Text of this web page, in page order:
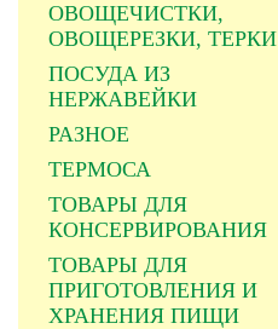
ОВОЩЕЧИСТКИ,
ОВОЩЕРЕЗКИ, ТЕРКИ
ПОСУДА ИЗ
НЕРЖАВЕЙКИ
РАЗНОЕ
ТЕРМОСА
ТОВАРЫ ДЛЯ
КОНСЕРВИРОВАНИЯ
ТОВАРЫ ДЛЯ
ПРИГОТОВЛЕНИЯ И
ХРАНЕНИЯ ПИЩИ